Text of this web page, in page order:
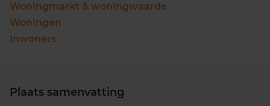
Zoek een woning
Woningmarkt & woningwaarde
Woningen
Inwoners
Plaats samenvatting